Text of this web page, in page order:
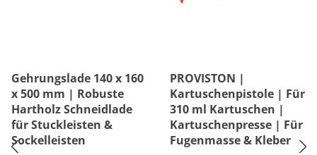
Gehrungslade 140 x 160
x 500 mm | Robuste
Hartholz Schneidlade
für Stuckleisten &
Sockelleisten
PROVISTON |
Kartuschenpistole | Für
310 ml Kartuschen |
Kartuschenpresse | Für
Fugenmasse & Kleber